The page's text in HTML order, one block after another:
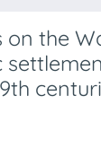
on the